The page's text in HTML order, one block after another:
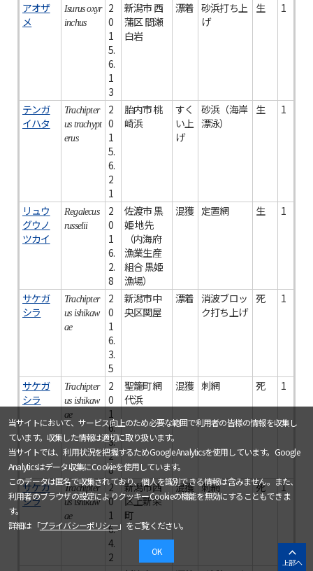
アオザ
メ
Isurus oxyr
inchus
2
0
1
5.
6.
1
3
新潟市 西
蒲区 間瀬
白岩
漂着 砂浜打ち上
げ
生 1
テンガ
イハタ
Trachipter
us trachypt
erus
2
0
1
5.
6.
2
1
胎内市 桃
崎浜
すく
い上
げ
砂浜（海岸
漂泳）
生 1
リュウ
グウノ
ツカイ
Regalecus
russelii
2
0
1
6.
2.
8
佐渡市 黒
姫 地先
（内海府
漁業生産
組合 黒姫
漁場）
混獲 定置網 生 1
サケガ
シラ
Trachipter
us ishikaw
ae
2
0
1
6.
3.
5
新潟市中
央区関屋
漂着 消波ブロッ
ク打ち上げ
死 1
サケガ
シラ
Trachipter
us ishikaw
ae
2
0
1
6.
3.
2
8
聖籠町網
代浜
混獲 刺網 死 1
サケガ
シラ
Trachipter
us ishikaw
ae
2
0
1
6.
4.
2
新潟市西
区上新栄
町
混獲 刺網 死 1
上部へ
当サイトにおいて、サービス向上のため必要な範囲で利用者の皆様の情報を収集し
ています。収集した情報は適切に取り扱います。
当サイトでは、利用状況を把握するためGoogle Analyticsを使用しています。Google
Analyticsはデータ収集にCookieを使用しています。
このデータは匿名で収集されており、個人を識別できる情報は含みません。また、
利用者のブラウザの設定によりクッキーCookieの機能を無効にすることもできま
す。
詳細は「プライバシーポリシー」をご覧ください。
OK